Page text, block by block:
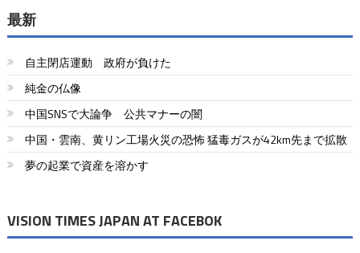
ナ
ビ
ゲ
ー
シ
ョ
最新
自主閉店運動 政府が負けた
純金の仏像
中国SNSで大論争 公共マナーの闇
中国・雲南、黄リン工場火災の恐怖 猛毒ガスが42km先まで拡散
夢の起業で資産を溶かす
VISION TIMES JAPAN AT FACEBOK